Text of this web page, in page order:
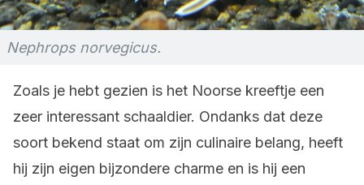
Nephrops norvegicus.
Zoals je hebt gezien is het Noorse kreeftje een
zeer interessant schaaldier. Ondanks dat deze
soort bekend staat om zijn culinaire belang, heeft
hij zijn eigen bijzondere charme en is hij een